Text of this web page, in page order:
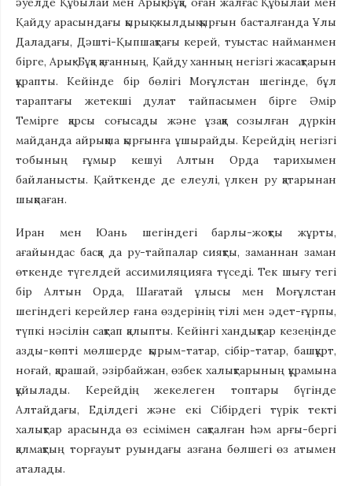
Қайду арасындағы қырық жылдық қырғын басталғанда Ұлы
Даладағы, Дәшті-Қыпшақтағы керей, туыстас найманмен
бірге, Арық-Бұқа қағанның, Қайду ханның негізгі жасақтарын
құрапты. Кейінде бір бөлігі Моғұлстан шегінде, бұл
тараптағы жетекші дулат тайпасымен бірге Әмір
Темірге қарсы соғысады және ұзаққа созылған дүркін
майданда айрықша қырғынға ұшырайды. Керейдің негізгі
тобының ғұмыр кешуі Алтын Орда тарихымен
байланысты. Қайткенде де елеулі, үлкен ру қатарынан
шықпаған.
Иран мен Юань шегіндегі барлы-жоқты жұрты,
ағайындас басқа да ру-тайпалар сияқты, заманнан заман
өткенде түгелдей ассимиляцияға түседі. Тек шығу тегі
бір Алтын Орда, Шағатай ұлысы мен Моғұлстан
шегіндегі керейлер ғана өздерінің тілі мен әдет-ғұрпы,
түпкі нәсілін сақтап қалыпты. Кейінгі хандықтар кезеңінде
азды-көпті мөлшерде қырым-татар, сібір-татар, башқұрт,
ноғай, қарашай, әзірбайжан, өзбек халықтарының құрамына
құйылады. Керейдің жекелеген топтары бүгінде
Алтайдағы, Еділдегі және екі Сібірдегі түрік текті
халықтар арасында өз есімімен сақталған hәм арғы-бергі
қалмақтың торғауыт руындағы азғана бөлшегі өз атымен
аталады.